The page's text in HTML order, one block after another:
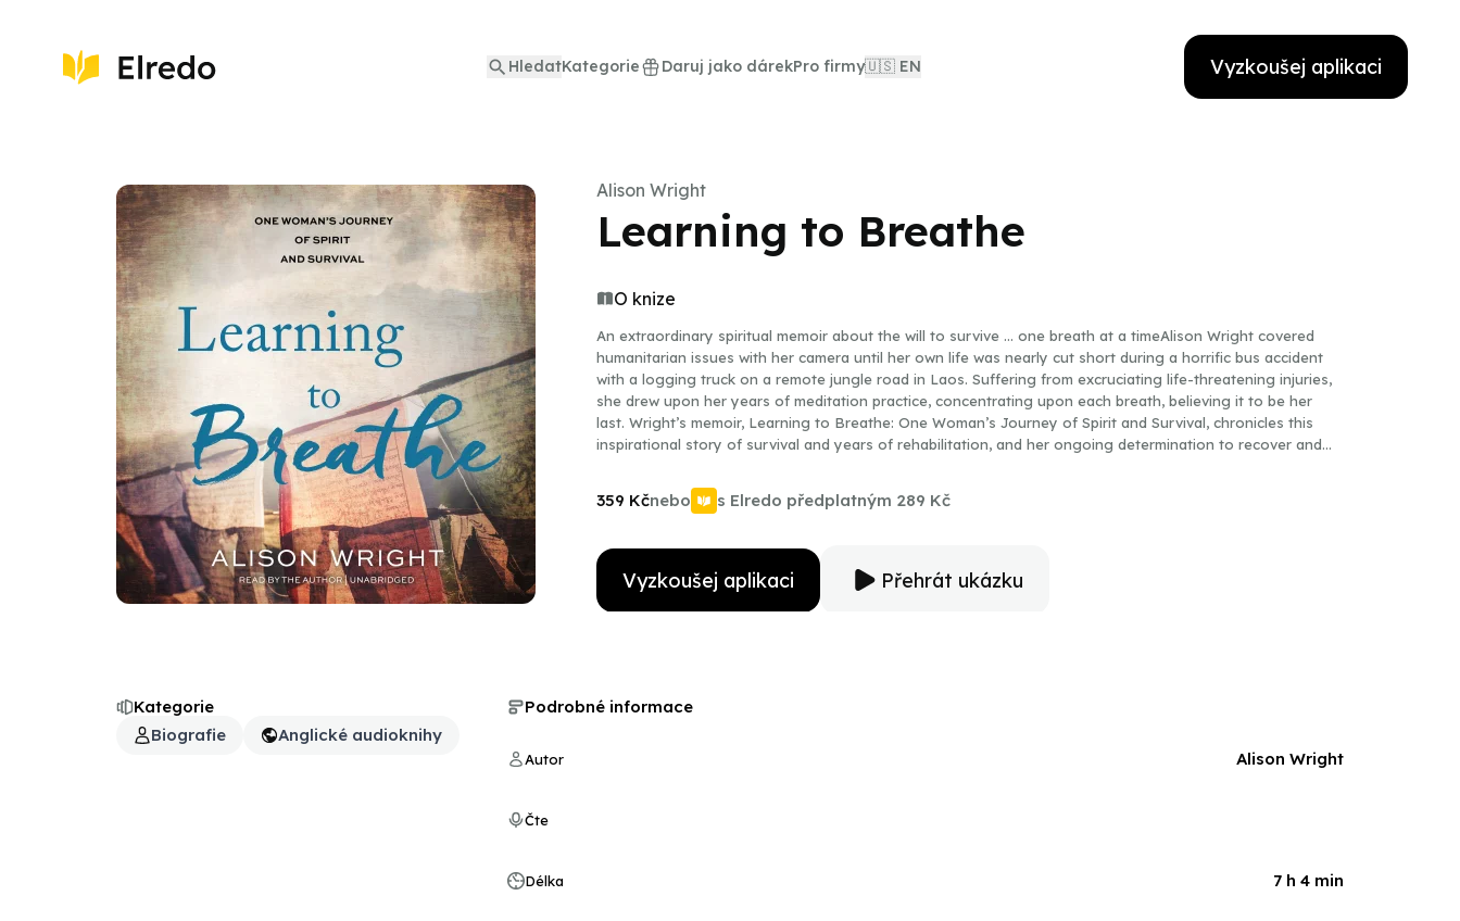
HledatKategorie Daruj jako dárekPro firmy🇺🇸 EN Vyzkoušej aplikaci
Alison Wright
Learning to Breathe
O knize
An extraordinary spiritual memoir about the will to survive … one breath at a timeAlison Wright covered
humanitarian issues with her camera until her own life was nearly cut short during a horrific bus accident
with a logging truck on a remote jungle road in Laos. Suffering from excruciating life-threatening injuries,
she drew upon her years of meditation practice, concentrating upon each breath, believing it to be her
last. Wright’s memoir, Learning to Breathe: One Woman’s Journey of Spirit and Survival, chronicles this
inspirational story of survival and years of rehabilitation, and her ongoing determination to recover and
Kilimanjaro as well as her circumambulation of Mount Kailash in Tibet.
359 Kčnebo s Elredo předplatným 289 Kč
Vyzkoušej aplikaci Přehrát ukázku
Kategorie
Biografie
Anglické audioknihy
Podrobné informace
Autor Alison Wright
Čte
Délka 7 h 4 min